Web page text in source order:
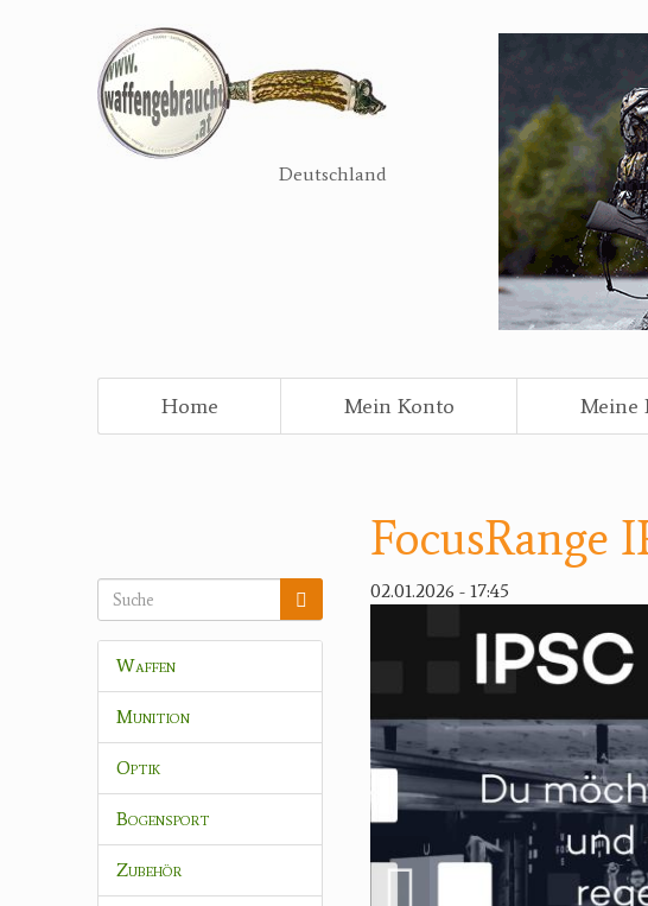
Deutschland
Home
Mein Konto Meine
Waffen
Munition
Optik
Bogensport
Zubehör
FocusRange
02.01.2026 - 17:45